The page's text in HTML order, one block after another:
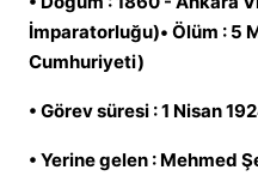
İmparatorluğu)• Ölüm : 5
Cumhuriyeti)
• Görev süresi : 1 Nisan
• Yerine gelen : Mehmed